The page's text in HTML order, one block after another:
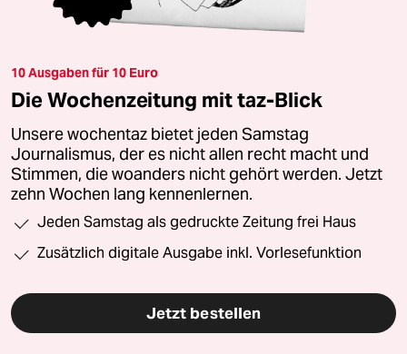
10 Ausgaben für 10 Euro
Die Wochenzeitung mit taz-Blick
Unsere wochentaz bietet jeden Samstag
Journalismus, der es nicht allen recht macht und
Stimmen, die woanders nicht gehört werden. Jetzt
zehn Wochen lang kennenlernen.
Jeden Samstag als gedruckte Zeitung frei Haus
Zusätzlich digitale Ausgabe inkl. Vorlesefunktion
Jetzt bestellen